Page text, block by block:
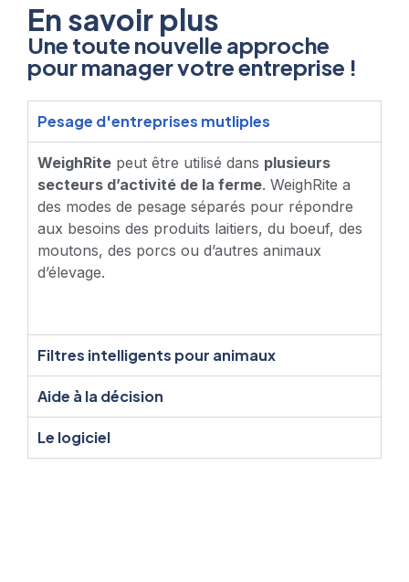
En savoir plus
Une toute nouvelle approche
pour manager votre entreprise !
Pesage d'entreprises mutliples
WeighRite peut être utilisé dans plusieurs
secteurs d’activité de la ferme. WeighRite a
des modes de pesage séparés pour répondre
aux besoins des produits laitiers, du boeuf, des
moutons, des porcs ou d’autres animaux
d’élevage.
Filtres intelligents pour animaux
Aide à la décision
Le logiciel